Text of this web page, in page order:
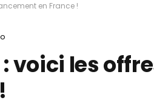
en France !
: voici les